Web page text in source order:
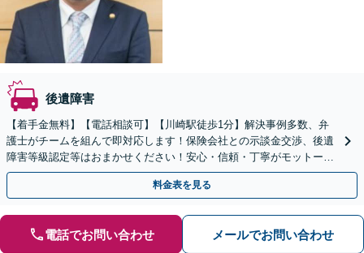
後遺障害
【着手金無料】【電話相談可】【川崎駅徒歩1分】解決事例多数、弁
護士がチームを組んで即対応します！保険会社との示談金交渉、後遺
障害等級認定等はおまかせください！安心・信頼・丁寧がモットー。
交通事故に強い法律事務所と自負しております。
料金表を見る
電話でお問い合わせ メールでお問い合わせ